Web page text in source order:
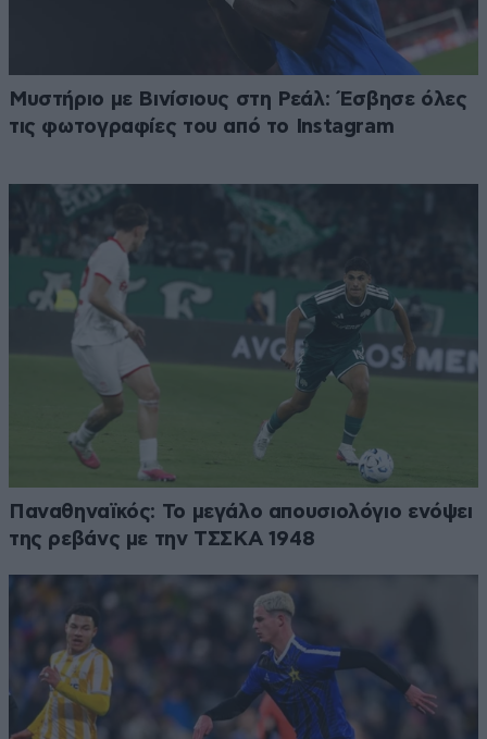
Μυστήριο με Βινίσιους στη Ρεάλ: Έσβησε όλες
τις φωτογραφίες του από το Instagram
Παναθηναϊκός: Το μεγάλο απουσιολόγιο ενόψει
της ρεβάνς με την ΤΣΣΚΑ 1948